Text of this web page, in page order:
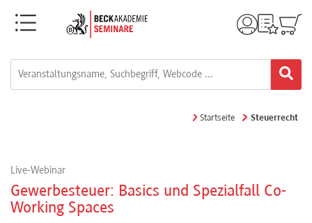
Menü
Webinare
Startseite Steuerrecht
Live-Webinar
Gewerbesteuer: Basics und Spezialfall Co-
Working Spaces